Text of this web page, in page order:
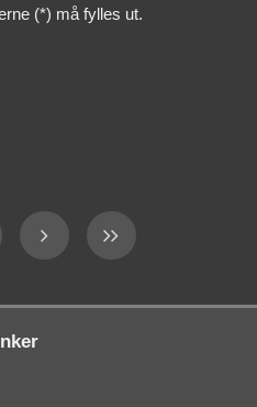
(*) må fylles ut.